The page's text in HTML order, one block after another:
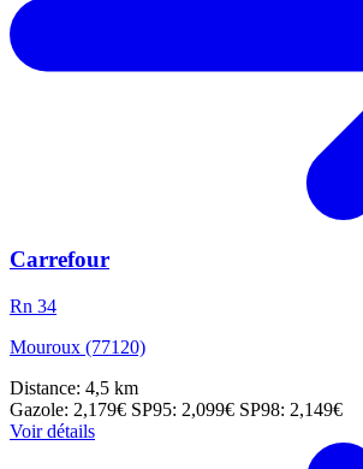
Carrefour
Rn 34
Mouroux (77120)
Distance: 4,5 km
Gazole: 2,179€ SP95: 2,099€ SP98: 2,149€
Voir détails